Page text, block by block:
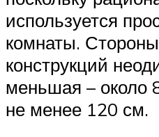
используется
комнаты.
конструкций
меньшая – около
не менее 120 см.